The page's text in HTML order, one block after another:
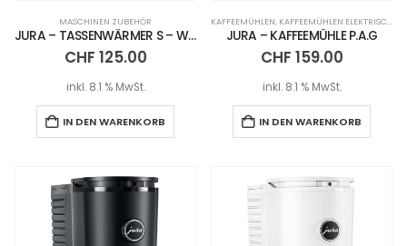
MASCHINEN ZUBEHÖR
JURA – TASSENWÄRMER S – WHITE
CHF 125.00
inkl. 8.1 % MwSt.
IN DEN WARENKORB
KAFFEEMÜHLEN, KAFFEEMÜHLEN ELEKTRISCH
JURA – KAFFEEMÜHLE P.A.G
CHF 159.00
inkl. 8.1 % MwSt.
IN DEN WARENKORB